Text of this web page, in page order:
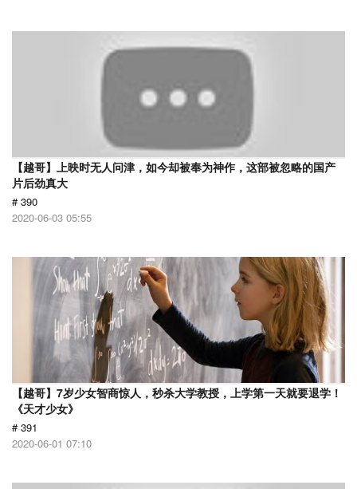
【越哥】上映时无人问津，如今却被奉为神作，这部被忽略的国产
片后劲真大
# 390
2020-06-03 05:55
【越哥】7岁少女智商惊人，秒杀大学教授，上学第一天就要退学！
《天才少女》
# 391
2020-06-01 07:10